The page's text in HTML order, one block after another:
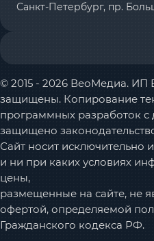
Санкт-Петербург, пр.
© 2015 - 2026 ВеоМедиа. ИП
защищены. Копирование
программных разработок с
защищено
Сайт носит
и ни при каких условиях
цены,
размещенные на сайте, не
офертой, определяемой
Гражданского кодекса РФ.